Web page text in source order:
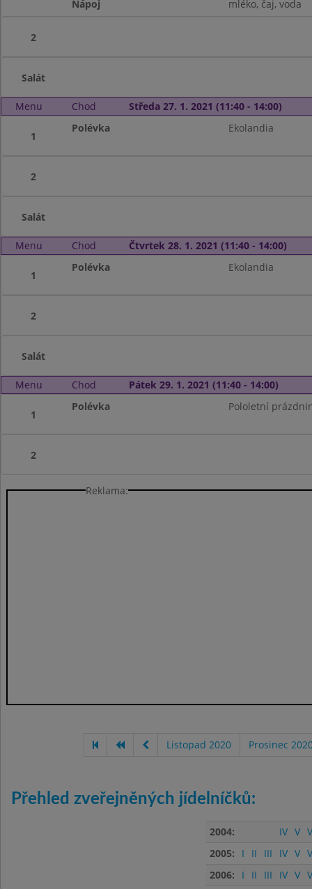
Nápoj
mléko, čaj, voda
2
Salát
Menu Chod Středa 27. 1. 2021 (11:40 - 14:00)
1
Polévka Ekolandia
2
Salát
Menu Chod Čtvrtek 28. 1. 2021 (11:40 - 14:00)
1
Polévka Ekolandia
2
Salát
Menu Chod Pátek 29. 1. 2021 (11:40 - 14:00)
1
Polévka Pololetní
2
Reklama:
Listopad 2020 Prosinec
Přehled zveřejněných jídelníčků:
2004: IV V
2005:
I II III IV V
2006:
I II III IV V